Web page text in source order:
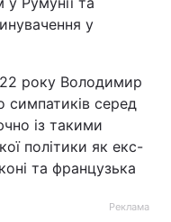
у
року Володимир
серед
із такими
політики як екс-
та французька
Реклама